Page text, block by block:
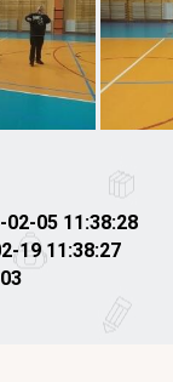
02-05 11:38:28
19 11:38:27